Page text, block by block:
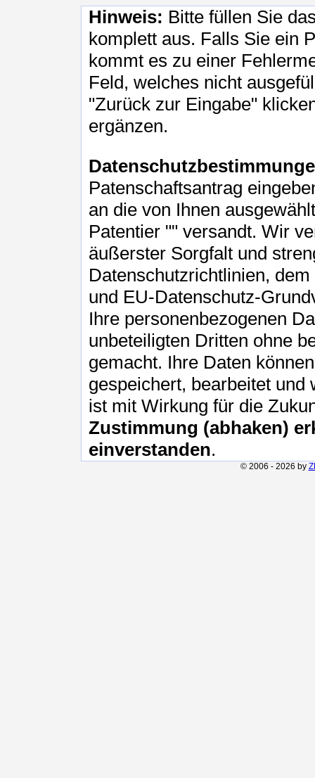
Hinweis: Bitte füllen Sie
komplett aus. Falls Sie ein
kommt es zu einer
Feld, welches nicht
"Zurück zur Eingabe"
ergänzen.
Patenschaftsantrag
an die von Ihnen
Patentier "" versandt. Wir
äußerster Sorgfalt und
Datenschutzrichtlinien,
und EU-Datenschutz-
Ihre personenbezogenen
unbeteiligten Dritten ohne
gemacht. Ihre Daten
gespeichert, bearbeitet
ist mit Wirkung für die
Zustimmung (abhaken)
einverstanden.
© 2006 - 2026 by